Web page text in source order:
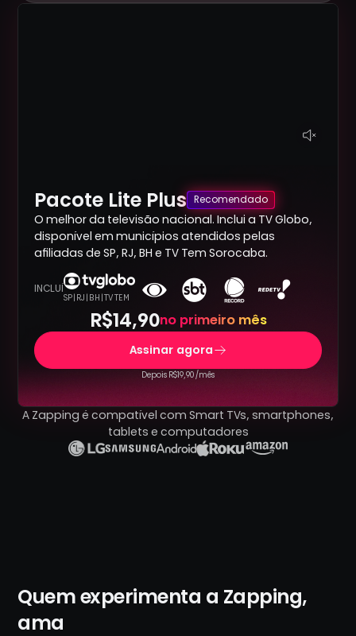
Pacote Lite Plus Recomendado
O melhor da televisão nacional. Inclui a TV Globo,
disponível em municípios atendidos pelas
afiliadas de SP, RJ, BH e TV Tem Sorocaba.
INCLUÍ
SP | RJ | BH | TV TEM
R$14,90no primeiro mês
Assinar agora
Depois R$19,90 /mês
A Zapping é compatível com Smart TVs, smartphones,
tablets e computadores
Quem experimenta a Zapping,
ama